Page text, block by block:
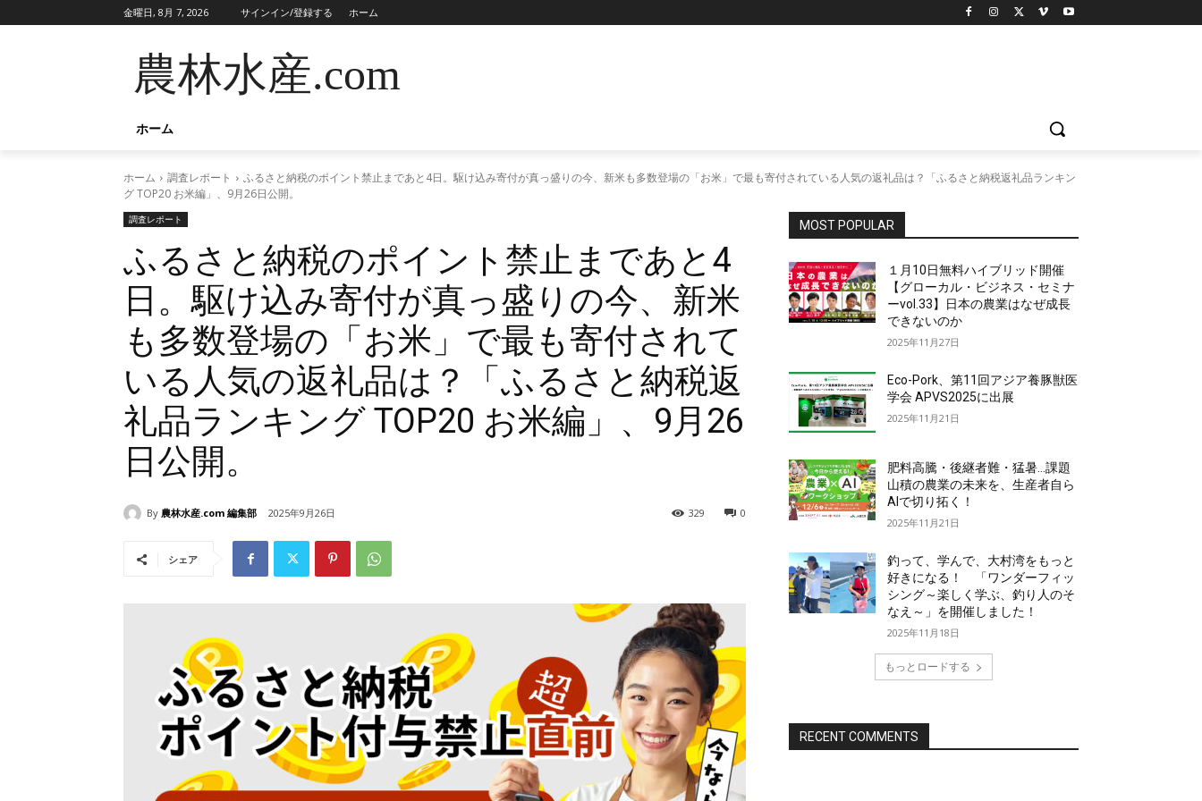
金曜日, 8月 7, 2026 サインイン/登録する ホーム
農林水産.com
ホーム
ホーム 調査レポート
ふるさと納税のポイント禁止まであと4日。駆け込み寄付が真っ盛りの今、新米も多数登場の「お米」で最も寄付されている人気の返礼品は？「ふるさと納税返礼品ランキン
グ TOP20 お米編」、9月26日公開。
調査レポート
ふるさと納税のポイント禁止まであと4
日。駆け込み寄付が真っ盛りの今、新米
も多数登場の「お米」で最も寄付されて
いる人気の返礼品は？「ふるさと納税返
礼品ランキング TOP20 お米編」、9月26
日公開。
By 農林水産.com 編集部 2025年9月26日 0
329
シェア
MOST POPULAR
１月10日無料ハイブリッド開催
【グローカル・ビジネス・セミナ
ーvol.33】日本の農業はなぜ成長
できないのか
2025年11月27日
Eco-Pork、第11回アジア養豚獣医
学会 APVS2025に出展
2025年11月21日
肥料高騰・後継者難・猛暑…課題
山積の農業の未来を、生産者自ら
AIで切り拓く！
2025年11月21日
釣って、学んで、大村湾をもっと
好きになる！ 「ワンダーフィッ
シング～楽しく学ぶ、釣り人のそ
なえ～」を開催しました！
2025年11月18日
もっとロードする
RECENT COMMENTS